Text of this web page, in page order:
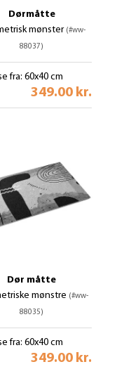
Dørmåtte
mønster (#ww-
88037)
fra: 60x40 cm
349.00 kr.
Dør måtte
mønstre (#ww-
88035)
fra: 60x40 cm
349.00 kr.